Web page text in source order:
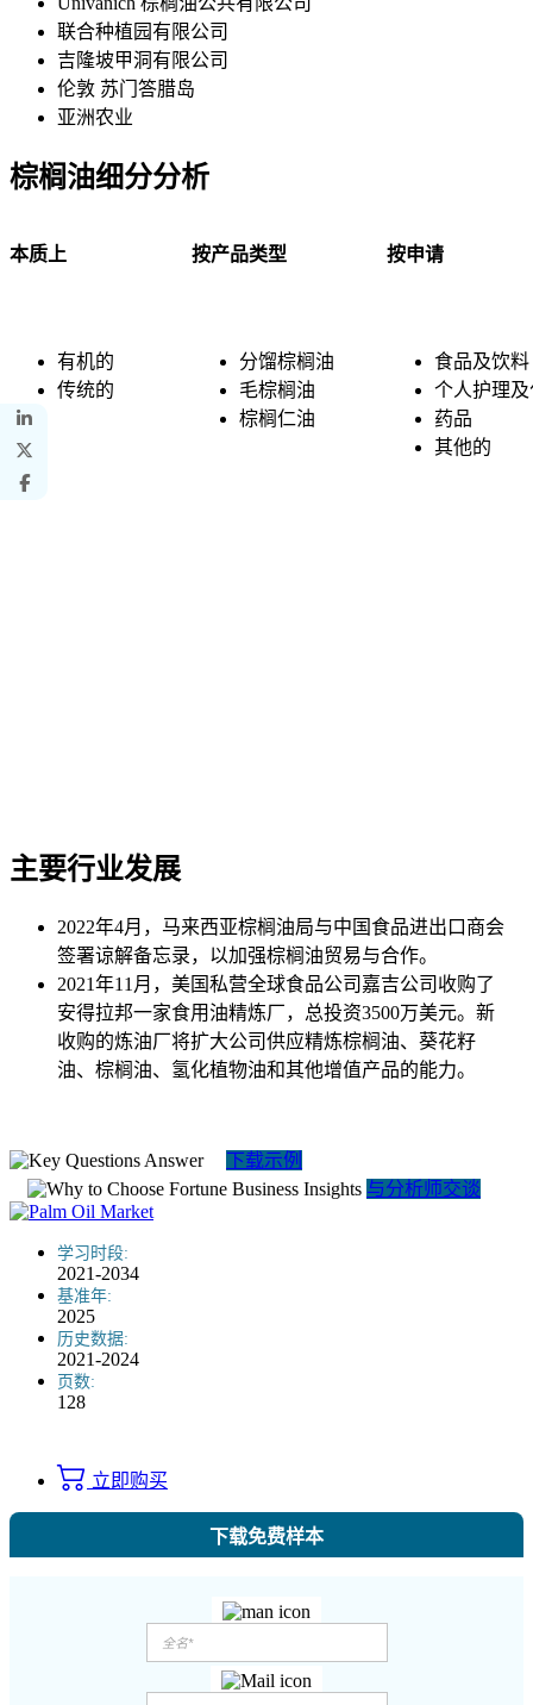
联合种植园有限公司
吉隆坡甲洞有限公司
伦敦 苏门答腊岛
亚洲农业
棕榈油细分分析
本质上 按产品类型 按申请
有机的
传统的
分馏棕榈油
毛棕榈油
棕榈仁油
食品及饮料
个人护理
药品
其他的
主要行业发展
2022年4月，马来西亚棕榈油局与中国食品进出口商会
签署谅解备忘录，以加强棕榈油贸易与合作。
2021年11月，美国私营全球食品公司嘉吉公司收购了
安得拉邦一家食用油精炼厂，总投资3500万美元。新
收购的炼油厂将扩大公司供应精炼棕榈油、葵花籽
油、棕榈油、氢化植物油和其他增值产品的能力。
下载示例
与分析师交谈
学习时段:
2021-2034
基准年:
2025
历史数据:
2021-2024
页数:
128
立即购买
下载免费样本